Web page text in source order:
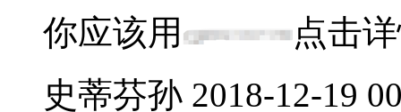
你应该用
点击
史蒂芬孙 2018-12-19